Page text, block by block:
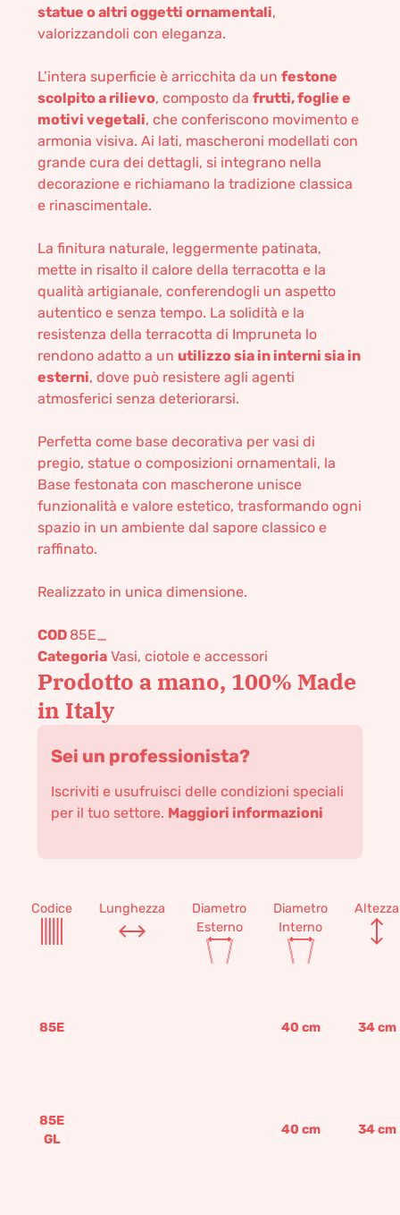
statue o altri oggetti ornamentali,
valorizzandoli con eleganza.
L’intera superficie è arricchita da un festone
scolpito a rilievo, composto da frutti, foglie e
motivi vegetali, che conferiscono movimento e
armonia visiva. Ai lati, mascheroni modellati con
grande cura dei dettagli, si integrano nella
decorazione e richiamano la tradizione classica
e rinascimentale.
La finitura naturale, leggermente patinata,
mette in risalto il calore della terracotta e la
qualità artigianale, conferendogli un aspetto
autentico e senza tempo. La solidità e la
resistenza della terracotta di Impruneta lo
rendono adatto a un utilizzo sia in interni sia in
esterni, dove può resistere agli agenti
atmosferici senza deteriorarsi.
Perfetta come base decorativa per vasi di
pregio, statue o composizioni ornamentali, la
Base festonata con mascherone unisce
funzionalità e valore estetico, trasformando ogni
spazio in un ambiente dal sapore classico e
raffinato.
Realizzato in unica dimensione.
COD 85E_
Categoria Vasi, ciotole e accessori
Prodotto a mano, 100% Made
in Italy
Sei un professionista?
Iscriviti e usufruisci delle condizioni speciali
per il tuo settore. Maggiori informazioni
Codice Lunghezza
Diametro
Esterno
Diametro
Interno
Altezza
85E 40 cm 34cm
85E
GL
40 cm 34cm